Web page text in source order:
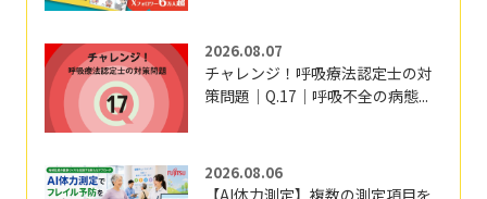
2026.08.07
チャレンジ！呼吸療法認定士の対
策問題｜Q.17｜呼吸不全の病態...
2026.08.06